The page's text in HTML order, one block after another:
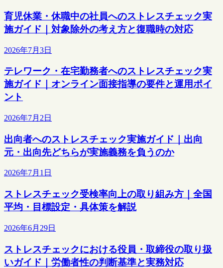
育児休業・休職中の社員へのストレスチェック実
施ガイド｜対象除外の考え方と復職時の対応
2026年7月3日
テレワーク・在宅勤務者へのストレスチェック実
施ガイド｜オンライン面接指導の要件と運用ポイ
ント
2026年7月2日
出向者へのストレスチェック実施ガイド｜出向
元・出向先どちらが実施義務を負うのか
2026年7月1日
ストレスチェック受検率向上の取り組み方｜全国
平均・目標設定・具体策を解説
2026年6月29日
ストレスチェックにおける役員・取締役の取り扱
いガイド｜労働者性の判断基準と実務対応